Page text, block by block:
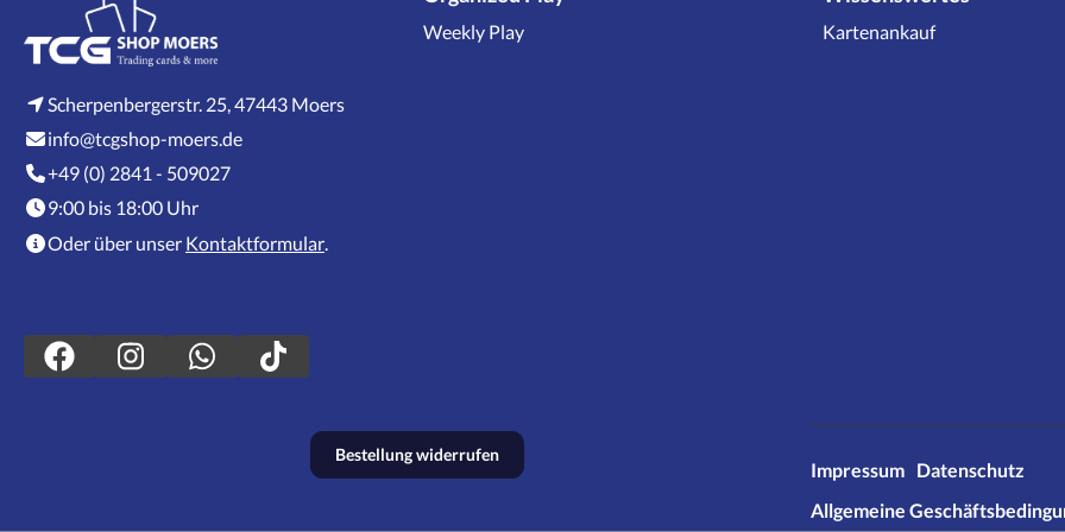
Scherpenbergerstr. 25, 47443 Moers
info@tcgshop-moers.de
+49 (0) 2841 - 509027
9:00 bis 18:00 Uhr
Oder über unser Kontaktformular.
Weekly Play Kartenankauf
Bestellung widerrufen
Impressum Datenschutz
Allgemeine